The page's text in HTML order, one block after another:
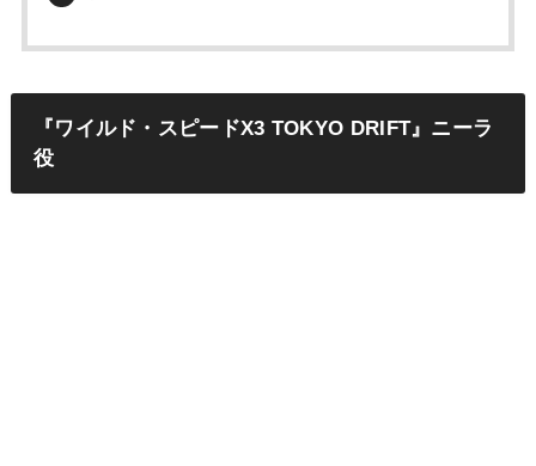
『ワイルド・スピードX3 TOKYO DRIFT』ニーラ
役